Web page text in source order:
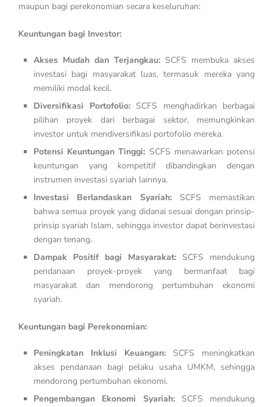
maupun bagi perekonomian secara keseluruhan:
Keuntungan bagi Investor:
Akses Mudah dan Terjangkau: SCFS membuka akses
investasi bagi masyarakat luas, termasuk mereka yang
memiliki modal kecil.
Diversifikasi Portofolio:SCFS menghadirkan berbagai
pilihan proyek dari berbagai sektor, memungkinkan
investor untuk mendiversifikasi portofolio mereka.
Potensi Keuntungan Tinggi: SCFS menawarkan potensi
keuntungan yang kompetitif dibandingkan dengan
instrumen investasi syariah lainnya.
Investasi Berlandaskan Syariah:SCFS memastikan
bahwa semua proyek yang didanai sesuai dengan prinsip-
prinsip syariah Islam, sehingga investor dapat berinvestasi
dengan tenang.
Dampak Positif bagi Masyarakat: SCFS mendukung
pendanaan proyek-proyek yang bermanfaat bagi
masyarakat dan mendorong pertumbuhan ekonomi
syariah.
Keuntungan bagi Perekonomian:
Peningkatan Inklusi Keuangan: SCFS meningkatkan
akses pendanaan bagi pelaku usaha UMKM, sehingga
mendorong pertumbuhan ekonomi.
Pengembangan Ekonomi Syariah:SCFS mendukung